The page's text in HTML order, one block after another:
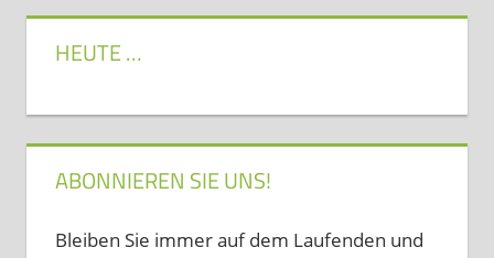
HEUTE …
ABONNIEREN SIE UNS!
Bleiben Sie immer auf dem Laufenden und